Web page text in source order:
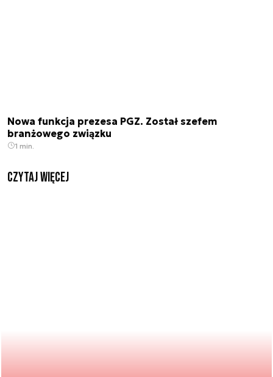
Nowa funkcja prezesa PGZ. Został szefem
branżowego związku
1 min.
czytaj więcej